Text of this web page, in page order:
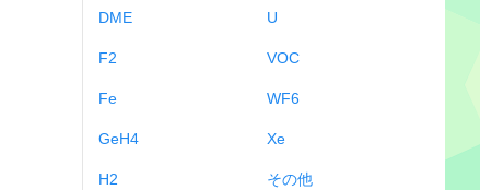
DME
F2
Fe
GeH4
H2
U
VOC
WF6
Xe
その他